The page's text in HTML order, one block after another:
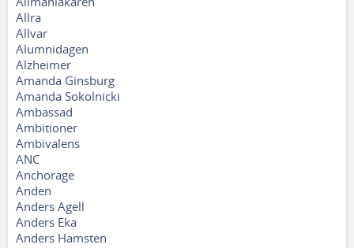
Allra
Allvar
Alumnidagen
Alzheimer
Amanda Ginsburg
Amanda Sokolnicki
Ambassad
Ambitioner
Ambivalens
ANC
Anchorage
Anden
Anders Agell
Anders Eka
Anders Hamsten